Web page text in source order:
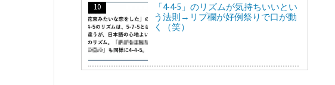
「4-4-5」のリズムが気持ちいいとい
う法則→リプ欄が好例祭りで口が動
く（笑）